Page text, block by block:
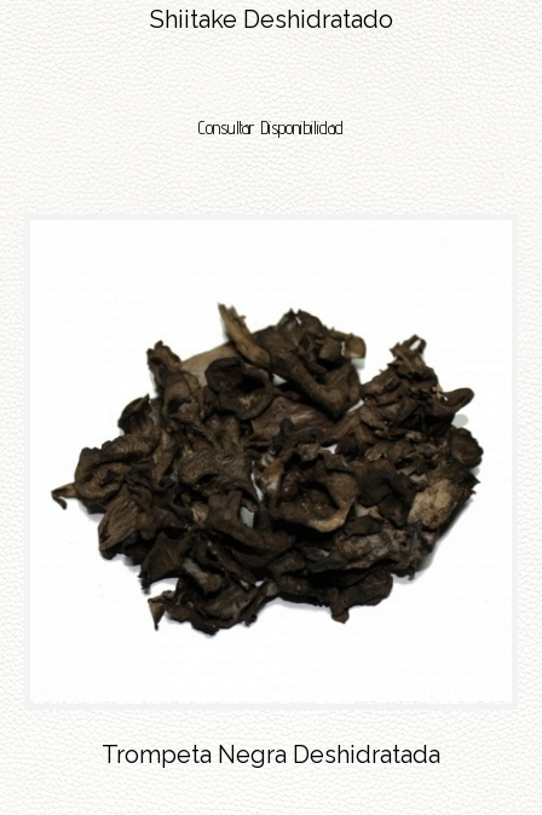
Shiitake Deshidratado
Consultar Disponibilidad
Trompeta Negra Deshidratada